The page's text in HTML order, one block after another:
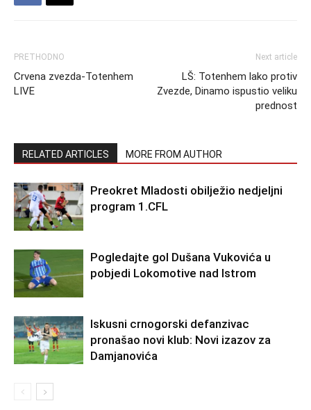
PRETHODNO
Crvena zvezda-Totenhem
LIVE
Next article
LŠ: Totenhem lako protiv
Zvezde, Dinamo ispustio veliku
prednost
RELATED ARTICLES MORE FROM AUTHOR
Preokret Mladosti obilježio nedjeljni
program 1.CFL
Pogledajte gol Dušana Vukovića u
pobjedi Lokomotive nad Istrom
Iskusni crnogorski defanzivac
pronašao novi klub: Novi izazov za
Damjanovića